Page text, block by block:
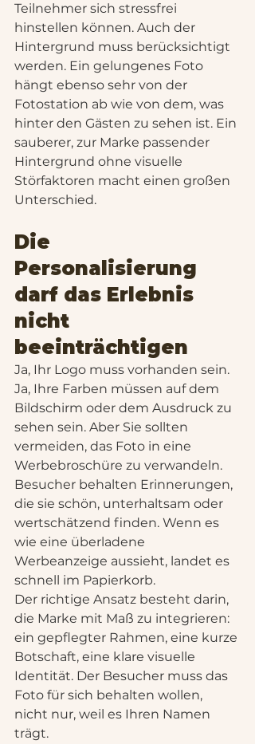
Teilnehmer sich stressfrei
hinstellen können. Auch der
Hintergrund muss berücksichtigt
werden. Ein gelungenes Foto
hängt ebenso sehr von der
Fotostation ab wie von dem, was
hinter den Gästen zu sehen ist. Ein
sauberer, zur Marke passender
Hintergrund ohne visuelle
Störfaktoren macht einen großen
Unterschied.
Die
Personalisierung
darf das Erlebnis
nicht
beeinträchtigen
Ja, Ihr Logo muss vorhanden sein.
Ja, Ihre Farben müssen auf dem
Bildschirm oder dem Ausdruck zu
sehen sein. Aber Sie sollten
vermeiden, das Foto in eine
Werbebroschüre zu verwandeln.
Besucher behalten Erinnerungen,
die sie schön, unterhaltsam oder
wertschätzend finden. Wenn es
wie eine überladene
Werbeanzeige aussieht, landet es
schnell im Papierkorb.
Der richtige Ansatz besteht darin,
die Marke mit Maß zu integrieren:
ein gepflegter Rahmen, eine kurze
Botschaft, eine klare visuelle
Identität. Der Besucher muss das
Foto für sich behalten wollen,
nicht nur, weil es Ihren Namen
trägt.